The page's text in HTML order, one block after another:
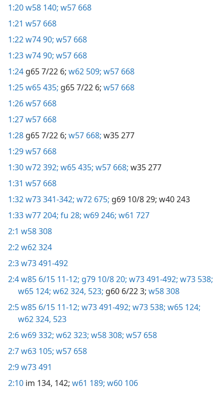
1:20w58 140; w57 668
1:21 w57 668
1:22w74 90; w57 668
1:23w74 90; w57 668
1:24 g65 7/22 6; w62 509; w57 668
1:25w65 435; g65 7/22 6; w57 668
1:26w57 668
1:27w57 668
1:28 g65 7/22 6; w57 668; w35 277
1:29w57 668
1:30w72 392; w65 435; w57 668; w35 277
1:31 w57 668
1:32w73 341-342; w72 675; g69 10/8 29; w40 243
1:33w77 204; fu 28; w69 246; w61 727
2:1 w58 308
2:2w62 324
2:3w73 491-492
2:4w85 6/15 11-12; g79 10/8 20; w73 491-492; w73 538;
w65 124; w62 324, 523; g60 6/22 3; w58 308
2:5w85 6/15 11-12; w73 491-492; w73 538; w65 124;
w62 324, 523
2:6w69 332; w62 323; w58 308; w57 658
2:7w63 105; w57 658
2:9w73 491
2:10 im 134, 142; w61 189; w60 106